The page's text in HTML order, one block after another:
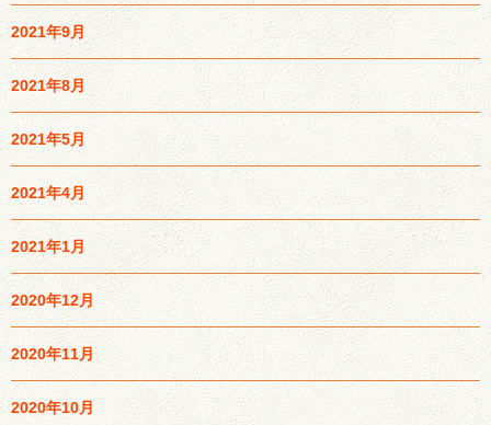
2021年9月
2021年8月
2021年5月
2021年4月
2021年1月
2020年12月
2020年11月
2020年10月